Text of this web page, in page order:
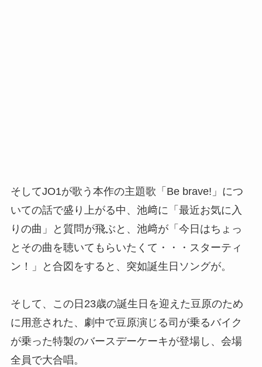
そしてJO1が歌う本作の主題歌「Be brave!」につ
いての話で盛り上がる中、池﨑に「最近お気に入
りの曲」と質問が飛ぶと、池﨑が「今日はちょっ
とその曲を聴いてもらいたくて・・・スターティ
ン！」と合図をすると、突如誕生日ソングが。
そして、この日23歳の誕生日を迎えた豆原のため
に用意された、劇中で豆原演じる司が乗るバイク
が乗った特製のバースデーケーキが登場し、会場
全員で大合唱。